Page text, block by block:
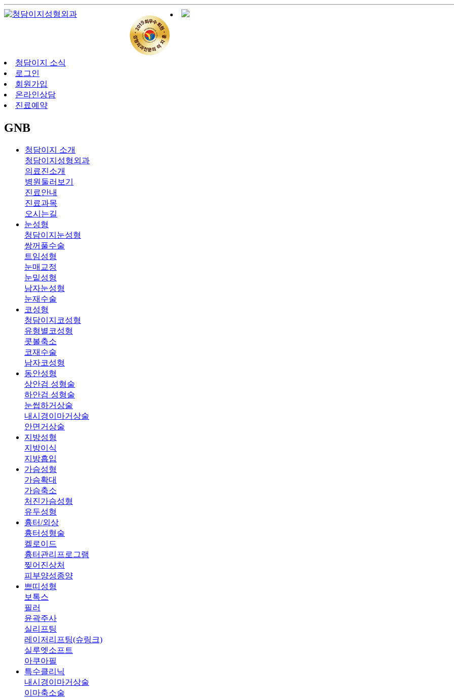
청담이지 소식
로그인
회원가입
온라인상담
진료예약
GNB
청담이지 소개
청담이지성형외과
의료진소개
병원둘러보기
진료안내
진료과목
오시는길
눈성형
청담이지눈성형
쌍꺼풀수술
트임성형
눈매교정
눈밑성형
남자눈성형
눈재수술
코성형
청담이지코성형
유형별코성형
콧볼축소
코재수술
남자코성형
동안성형
상안검 성형술
하안검 성형술
눈썹하거상술
내시경이마거상술
안면거상술
지방성형
지방이식
지방흡입
가슴성형
가슴확대
가슴축소
처진가슴성형
유두성형
흉터/외상
흉터성형술
켈로이드
흉터관리프로그램
찢어진상처
피부양성종양
쁘띠성형
보톡스
필러
윤곽주사
실리프팅
레이저리프팅(슈링크)
실루엣소프트
아쿠아필
특수클리닉
내시경이마거상술
이마축소술